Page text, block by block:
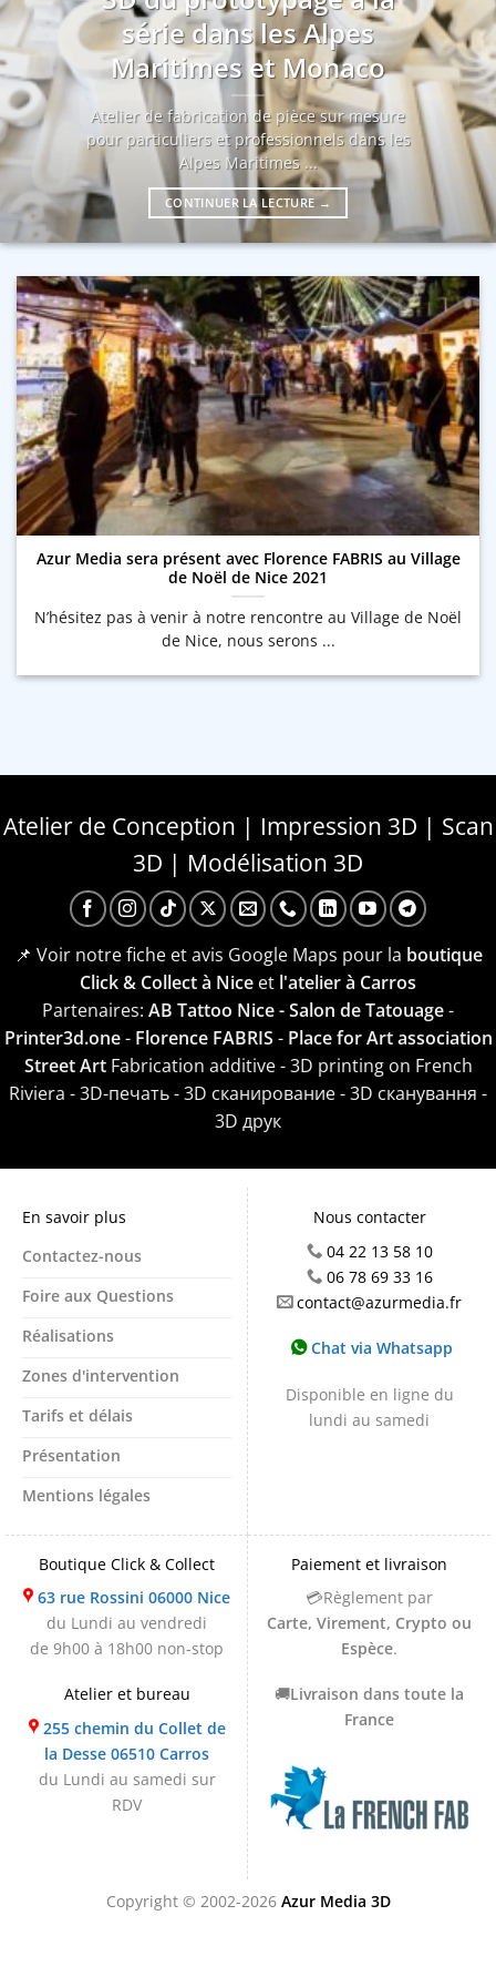
série dans les Alpes
Maritimes et Monaco
Atelier de fabrication de pièce sur mesure
pour particuliers et professionnels dans les
Alpes Maritimes ...
CONTINUER LA LECTURE →
Azur Media sera présent avec Florence FABRIS au Village
de Noël de Nice 2021
N’hésitez pas à venir à notre rencontre au Village de Noël
de Nice, nous serons ...
Atelier de Conception | Impression 3D | Scan
3D | Modélisation 3D
📌 Voir notre fiche et avis Google Maps pour la boutique
Click & Collect à Nice et l'atelier à Carros
Partenaires: AB Tattoo Nice - Salon de Tatouage-
Printer3d.one- Florence FABRIS - Place for Art association
Street ArtFabrication additive - 3D printing on French
Riviera - 3D-печать - 3D сканирование - 3D сканування -
3D друк
En savoir plus
Contactez-nous
Foire aux Questions
Réalisations
Zones d'intervention
Tarifs et délais
Présentation
Mentions légales
Nous contacter
04 22 13 58 10
06 78 69 33 16
contact@azurmedia.fr
Chat via Whatsapp
Disponible en ligne du
lundi au samedi
Boutique Click & Collect
63 rue Rossini 06000 Nice
du Lundi au vendredi
de 9h00 à 18h00 non-stop
Atelier et bureau
255 chemin du Collet de
la Desse 06510 Carros
du Lundi au samedi sur
RDV
Paiement et livraison
💳Règlement par
Carte, Virement, Crypto ou
Espèce.
🚚Livraison dans toute la
France
Copyright © 2002-2026 Azur Media 3D